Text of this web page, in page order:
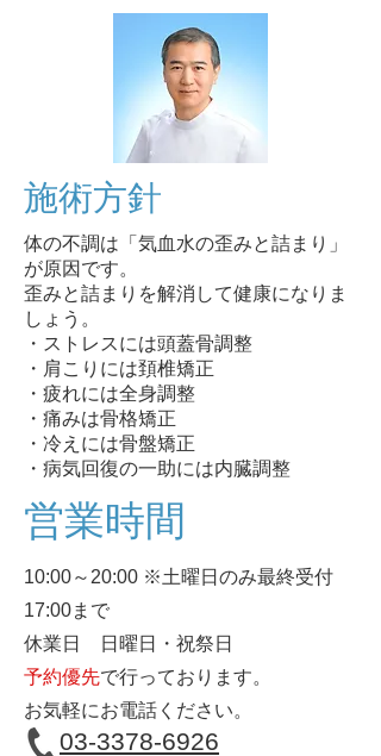
​施術方針
体の不調は「気血水の歪みと詰まり」
が原因です。
歪みと詰まりを解消して健康になりま
しょう。
・ストレスには頭蓋骨調整
・肩こりには頚椎矯正
・疲れには全身調整
・痛みは骨格矯正
・冷えには骨盤矯正
・病気回復の一助には内臓調整
​営業時間
10:00～20:00 ※土曜日のみ最終受付
17:00まで
休業日
日曜日・祝祭日
予約優先で行っております。
お気軽にお電話ください。
03-33​78-6926